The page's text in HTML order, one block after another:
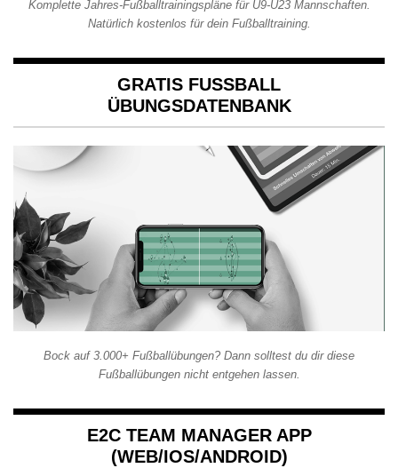
Komplette Jahres-Fußballtrainingspläne für U9-U23 Mannschaften.
Natürlich kostenlos für dein Fußballtraining.
GRATIS FUSSBALL Ü
BUNGSDATENBANK
Bock auf 3.000+ Fußballübungen? Dann solltest du dir diese
Fußballübungen nicht entgehen lassen.
E2C TEAM MANAGER APP
(WEB/IOS/ANDROID)